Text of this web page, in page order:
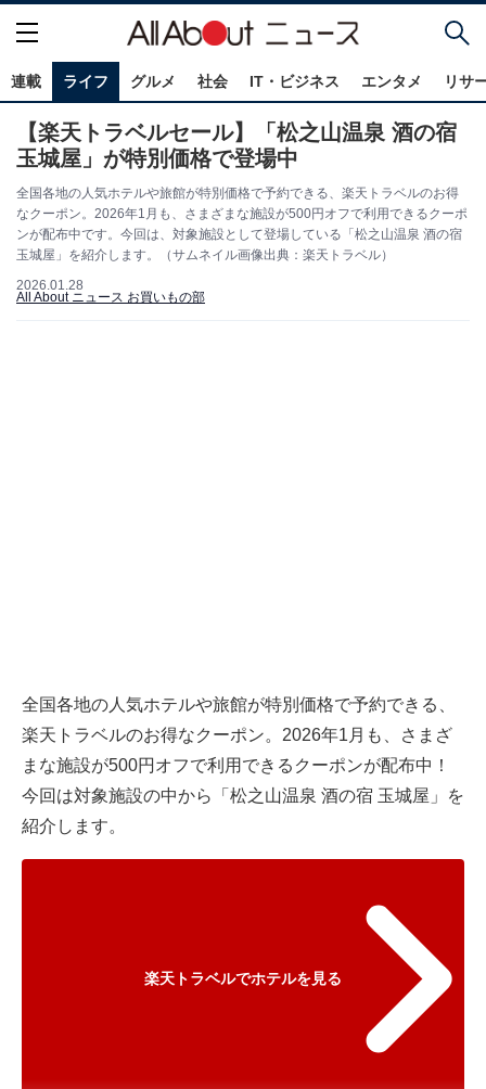
連載 ライフ グルメ 社会 IT・ビジネス エンタメ リサ
【楽天トラベルセール】「松之山温泉 酒の宿
玉城屋」が特別価格で登場中
全国各地の人気ホテルや旅館が特別価格で予約できる、楽天トラベルのお得
なクーポン。2026年1月も、さまざまな施設が500円オフで利用できるクーポ
ンが配布中です。今回は、対象施設として登場している「松之山温泉 酒の宿
玉城屋」を紹介します。（サムネイル画像出典：楽天トラベル）
2026.01.28
All About ニュース お買いもの部
全国各地の人気ホテルや旅館が特別価格で予約できる、
楽天トラベルのお得なクーポン。2026年1月も、さまざ
まな施設が500円オフで利用できるクーポンが配布中！
今回は対象施設の中から「松之山温泉 酒の宿 玉城屋」を
紹介します。
楽天トラベルでホテルを見る